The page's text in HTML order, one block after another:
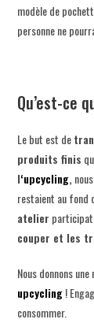
modèle de
personne ne
Qu’est-ce
Le but est de
produits finis
l‘upcycling,
restaient au fond
atelier
couper et les
Nous donnons
upcycling!
consommer.